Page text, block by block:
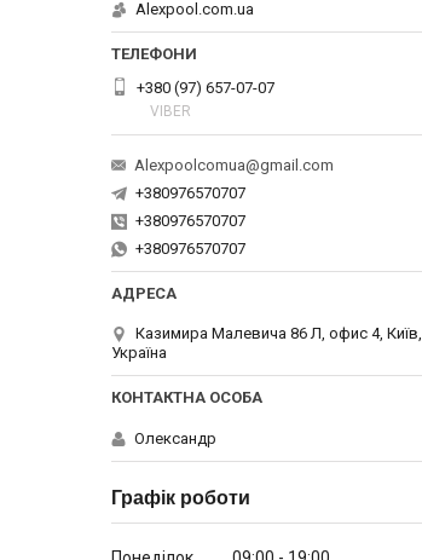
Alexpool.com.ua
+380 (97) 657-07-07
VIBER
Alexpoolcomua@gmail.com
+380976570707
+380976570707
+380976570707
Казимира Малевича 86 Л, офис 4, Київ,
Україна
Олександр
Графік роботи